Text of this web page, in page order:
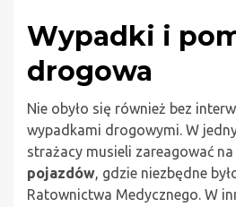
Wypadki i
drogowa
Nie obyło się również bez
wypadkami drogowymi. W
strażacy musieli zareagować na
pojazdów, gdzie niezbędne
Ratownictwa Medycznego. W